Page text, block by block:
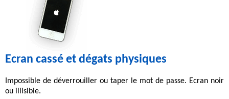
Ecran cassé et dégats physiques
Impossible de déverrouiller ou taper le mot de passe. Ecran noir
ou illisible.